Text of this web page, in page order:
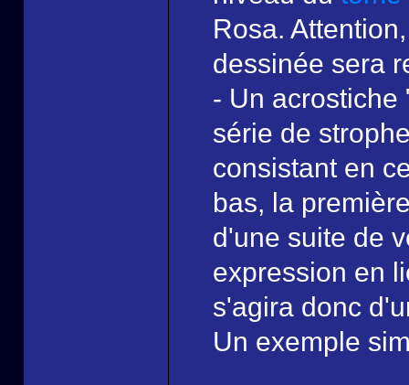
Rosa.
dessinée sera
- Un acrostiche
série de
consistant en
bas, la
d'une suite de
expression en
s'agira donc
Un exemple